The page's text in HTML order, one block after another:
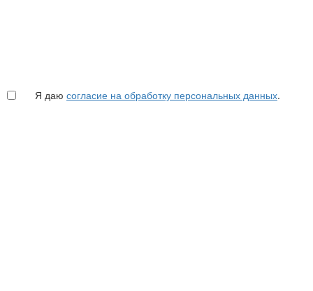
Я даю согласие на обработку персональных данных.